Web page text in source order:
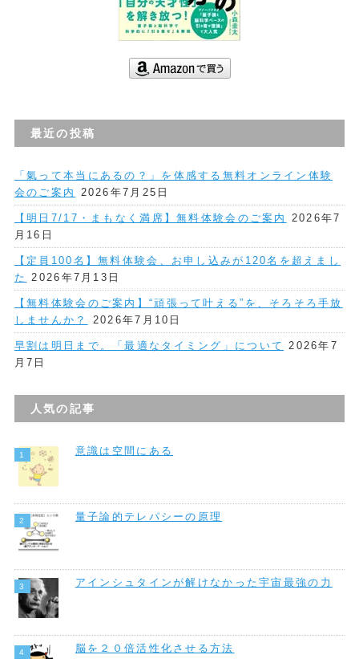
最近の投稿
「氣って本当にあるの？」を体感する無料オンライン体験
会のご案内
2026年7月25日
【明日7/17・まもなく満席】無料体験会のご案内
2026年7
月16日
【定員100名】無料体験会、お申し込みが120名を超えまし
た
2026年7月13日
【無料体験会のご案内】“頑張って叶える”を、そろそろ手放
しませんか？
2026年7月10日
早割は明日まで。「最適なタイミング」について
2026年7
月7日
人気の記事
意識は空間にある
量子論的テレパシーの原理
アインシュタインが解けなかった宇宙最強の力
脳を２０倍活性化させる方法